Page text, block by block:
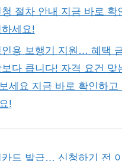
절차 안내 지금 바로 확
세요!
인용 보행기 지원… 혜택
다 큽니다! 자격 요건 맞
세요 지금 바로 확인하고
!
카드 발급… 신청하기 전